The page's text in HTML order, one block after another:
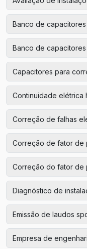
Banco de
Banco de
Capacitores para
Continuidade elétrica
Correção de falhas
Correção de fator de
Correção do fator de
Diagnóstico de
Emissão de laudos
Empresa de